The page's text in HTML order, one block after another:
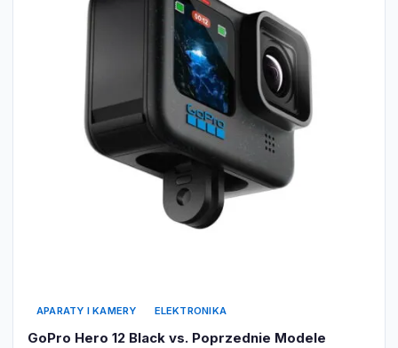
APARATY I KAMERY ELEKTRONIKA
GoPro Hero 12 Black vs. Poprzednie Modele